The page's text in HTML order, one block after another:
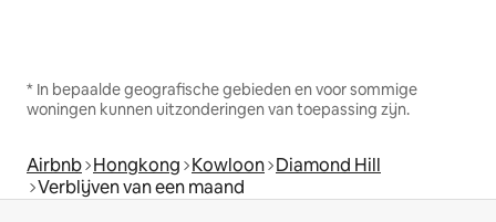
* In bepaalde geografische gebieden en voor sommige
woningen kunnen uitzonderingen van toepassing zijn.
Airbnb Hongkong Kowloon Diamond Hill
Verblijven van een maand